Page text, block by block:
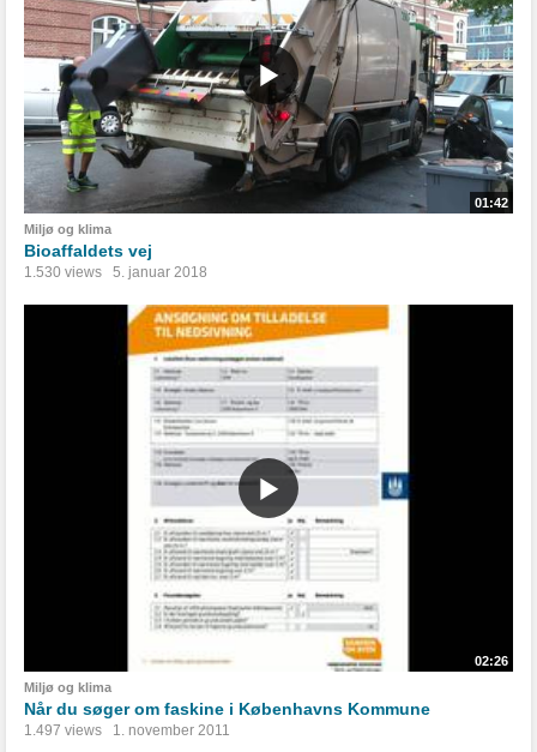
01:42
Miljø og klima
Bioaffaldets vej
1.530 views 5. januar 2018
02:26
Miljø og klima
Når du søger om faskine i Københavns Kommune
1.497 views 1. november 2011